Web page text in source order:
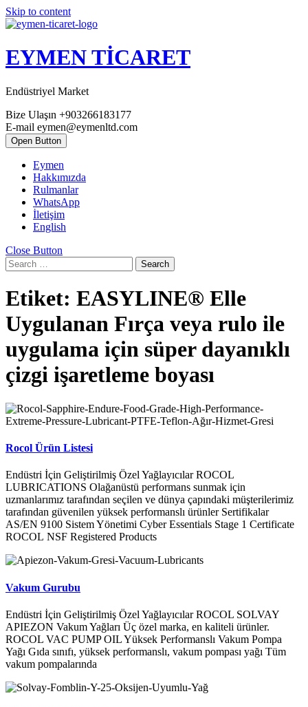
Skip to content
EYMEN TİCARET
Endüstriyel Market
Bize Ulaşın +903266183177
E-mail eymen@eymenltd.com
Open Button
Eymen
Hakkımızda
Rulmanlar
WhatsApp
İletişim
English
Close Button
Search
Etiket: EASYLINE® Elle
Uygulanan Fırça veya rulo ile
uygulama için süper dayanıklı
çizgi işaretleme boyası
Rocol Ürün Listesi
Endüstri İçin Geliştirilmiş Özel Yağlayıcılar ROCOL
LUBRICATIONS Olağanüstü performans sunmak için
uzmanlarımız tarafından seçilen ve dünya çapındaki müşterilerimiz
tarafından güvenilen yüksek performanslı ürünler Sertifikalar
AS/EN 9100 Sistem Yönetimi Cyber Essentials Stage 1 Certificate
ROCOL NSF Registered Products
Vakum Gurubu
Endüstri İçin Geliştirilmiş Özel Yağlayıcılar ROCOL SOLVAY
APIEZON Vakum Yağları Üç özel marka, en kaliteli ürünler.
ROCOL VAC PUMP OIL Yüksek Performanslı Vakum Pompa
Yağı Gıda sınıfı, yüksek performanslı, vakum pompası yağı Tüm
vakum pompalarında